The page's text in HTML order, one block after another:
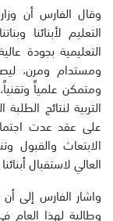
وقال الفارس أن
التعليم لأبنائنا
التعليمية بجودة
ومستدام ومرن،
ومتمكن علمياً
التربية لنتائج
على عقد عدت
الابتعاث والقبول
العالي لاستقبال
وطالبة لهذا العام